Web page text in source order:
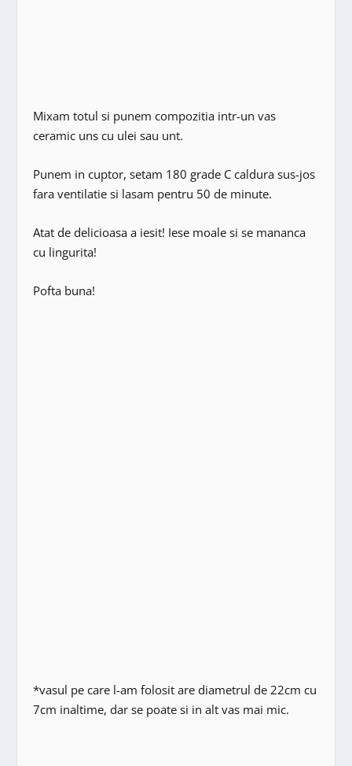
Mixam totul si punem compozitia intr-un vas
ceramic uns cu ulei sau unt.
Punem in cuptor, setam 180 grade C caldura sus-jos
fara ventilatie si lasam pentru 50 de minute.
Atat de delicioasa a iesit! Iese moale si se mananca
cu lingurita!
Pofta buna!
*vasul pe care l-am folosit are diametrul de 22cm cu
7cm inaltime, dar se poate si in alt vas mai mic.